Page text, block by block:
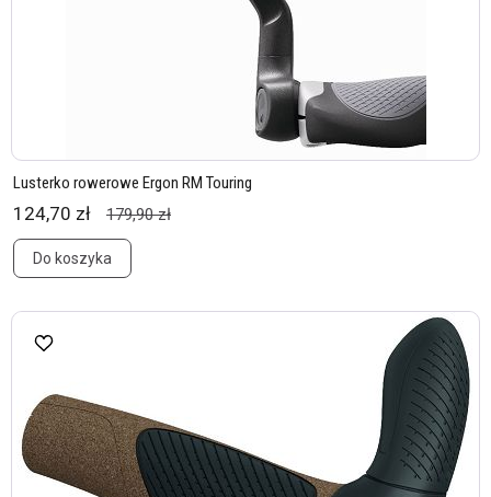
Lusterko rowerowe Ergon RM Touring
124,70 zł 179,90 zł
Do koszyka